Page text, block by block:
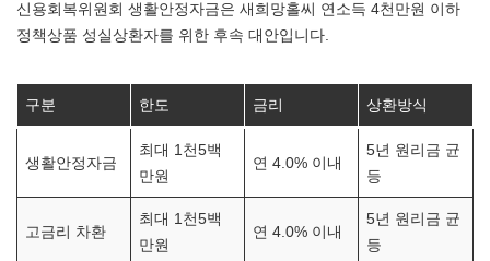
신용회복위원회 생활안정자금은 새희망홀씨 연소득 4천만원 이하
정책상품 성실상환자를 위한 후속 대안입니다.
구분 한도 금리 상환방식
생활안정자금
최대 1천5백
만원
연 4.0% 이내
5년 원리금 균
등
고금리 차환
최대 1천5백
만원
연 4.0% 이내
5년 원리금 균
등